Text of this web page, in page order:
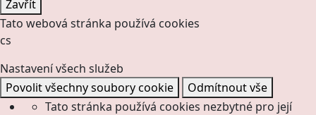
Zavřít
Tato webová stránka používá cookies
cs
Nastavení všech služeb
Povolit všechny soubory cookie
Odmítnout vše
Tato stránka používá cookies nezbytné pro její